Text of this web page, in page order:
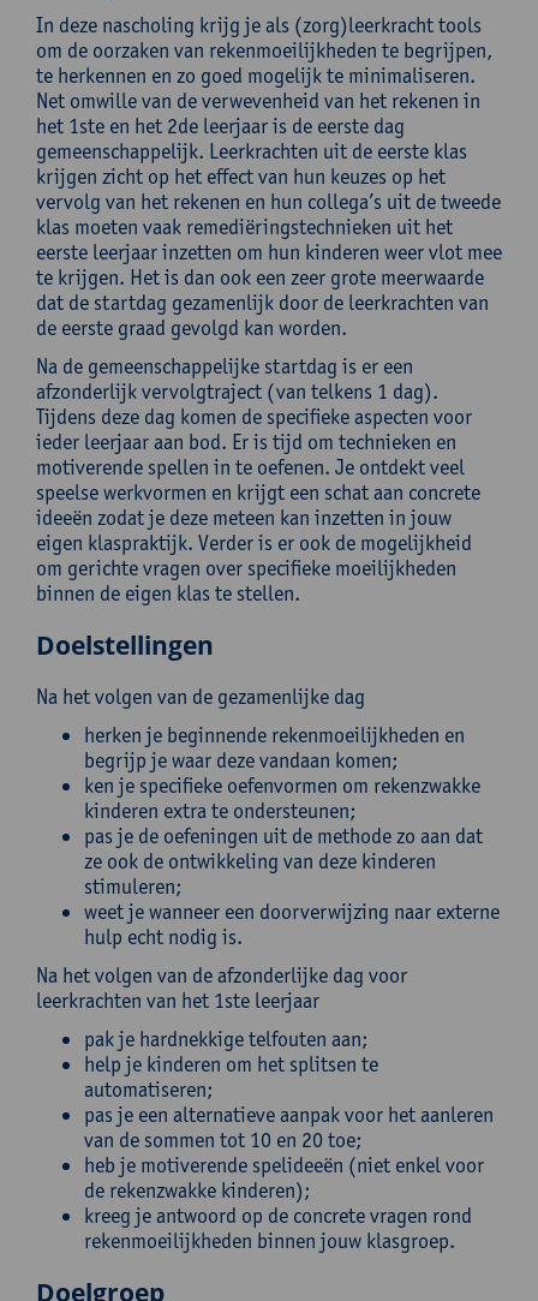
In deze nascholing krijg je als (zorg)leerkracht tools
om de oorzaken van rekenmoeilijkheden te begrijpen,
te herkennen en zo goed mogelijk te minimaliseren.
Net omwille van de verwevenheid van het rekenen in
het 1ste en het 2de leerjaar is de eerste dag
gemeenschappelijk. Leerkrachten uit de eerste klas
krijgen zicht op het effect van hun keuzes op het
vervolg van het rekenen en hun collega’s uit de tweede
klas moeten vaak remediëringstechnieken uit het
eerste leerjaar inzetten om hun kinderen weer vlot mee
te krijgen. Het is dan ook een zeer grote meerwaarde
dat de startdag gezamenlijk door de leerkrachten van
de eerste graad gevolgd kan worden.
Na de gemeenschappelijke startdag is er een
afzonderlijk vervolgtraject (van telkens 1 dag).
Tijdens deze dag komen de specifieke aspecten voor
ieder leerjaar aan bod. Er is tijd om technieken en
motiverende spellen in te oefenen. Je ontdekt veel
speelse werkvormen en krijgt een schat aan concrete
ideeën zodat je deze meteen kan inzetten in jouw
eigen klaspraktijk. Verder is er ook de mogelijkheid
om gerichte vragen over specifieke moeilijkheden
binnen de eigen klas te stellen.
Doelstellingen
Na het volgen van de gezamenlijke dag
herken je beginnende rekenmoeilijkheden en
begrijp je waar deze vandaan komen;
ken je specifieke oefenvormen om rekenzwakke
kinderen extra te ondersteunen;
pas je de oefeningen uit de methode zo aan dat
ze ook de ontwikkeling van deze kinderen
stimuleren;
weet je wanneer een doorverwijzing naar externe
hulp echt nodig is.
Na het volgen van de afzonderlijke dag voor
leerkrachten van het 1ste leerjaar
pak je hardnekkige telfouten aan;
help je kinderen om het splitsen te
automatiseren;
pas je een alternatieve aanpak voor het aanleren
van de sommen tot 10 en 20 toe;
heb je motiverende spelideeën (niet enkel voor
de rekenzwakke kinderen);
kreeg je antwoord op de concrete vragen rond
rekenmoeilijkheden binnen jouw klasgroep.
Doelgroep